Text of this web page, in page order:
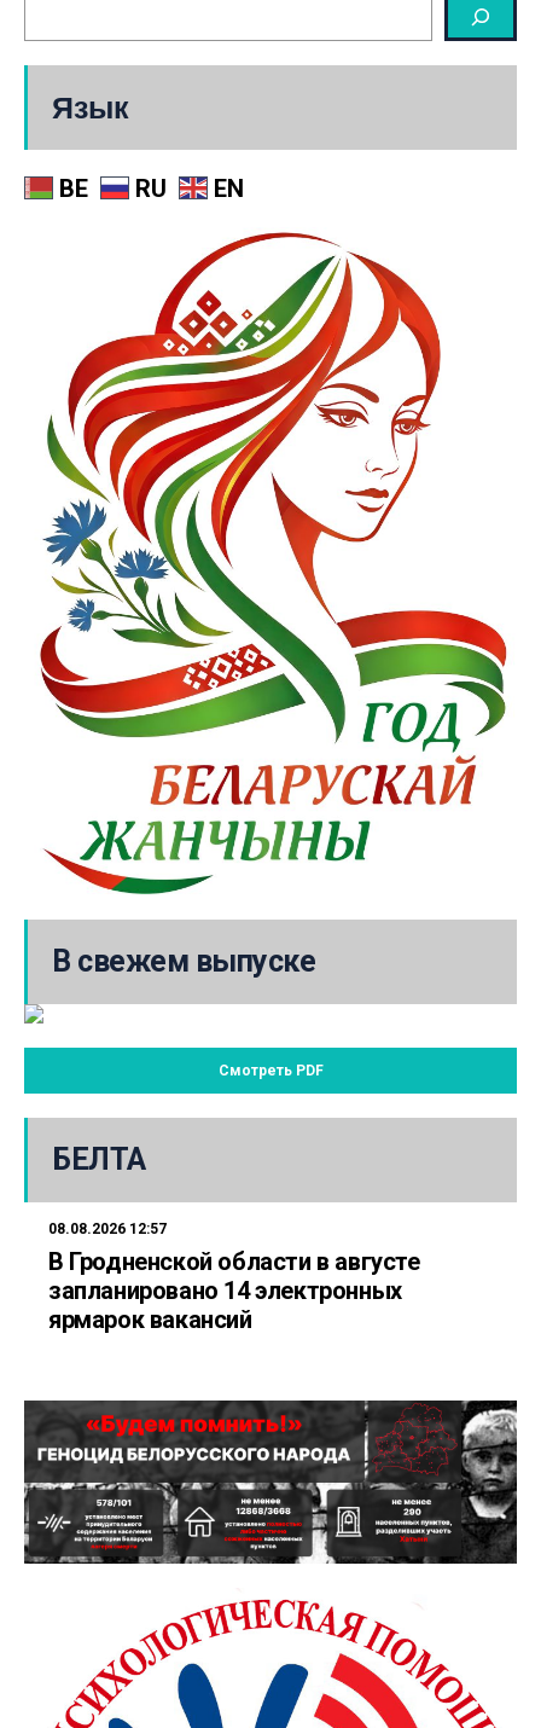
Язык
BE RU EN
В свежем выпуске
Смотреть PDF
БЕЛТА
08.08.2026 12:57
В Гродненской области в августе
запланировано 14 электронных
ярмарок вакансий